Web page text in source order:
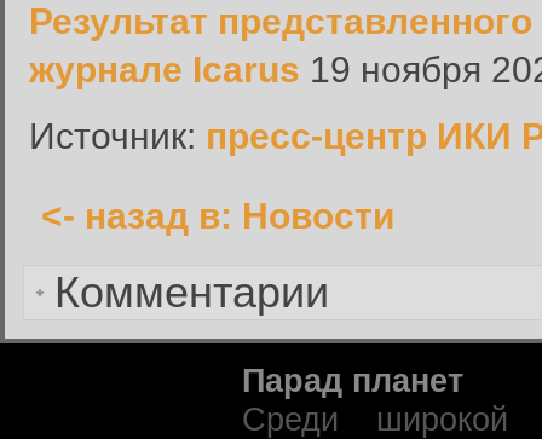
Результат
журнале Icarus 19 ноября
Источник: пресс-центр ИКИ
<- назад в: Новости
Комментарии
Забыли пароль?
Парад планет
Среди широкой